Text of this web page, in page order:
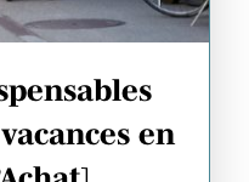
en